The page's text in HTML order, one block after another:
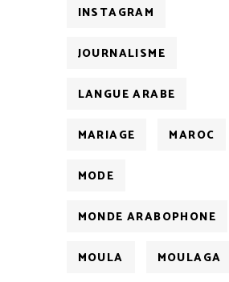
INSTAGRAM
JOURNALISME
LANGUE ARABE
MARIAGE MAROC
MODE
MONDE ARABOPHONE
MOULA MOULAGA